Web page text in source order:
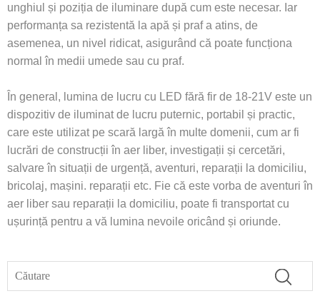
unghiul și poziția de iluminare după cum este necesar. Iar
performanța sa rezistentă la apă și praf a atins, de
asemenea, un nivel ridicat, asigurând că poate funcționa
normal în medii umede sau cu praf.
În general, lumina de lucru cu LED fără fir de 18-21V este un
dispozitiv de iluminat de lucru puternic, portabil și practic,
care este utilizat pe scară largă în multe domenii, cum ar fi
lucrări de construcții în aer liber, investigații și cercetări,
salvare în situații de urgență, aventuri, reparații la domiciliu,
bricolaj, mașini. reparații etc. Fie că este vorba de aventuri în
aer liber sau reparații la domiciliu, poate fi transportat cu
ușurință pentru a vă lumina nevoile oricând și oriunde.